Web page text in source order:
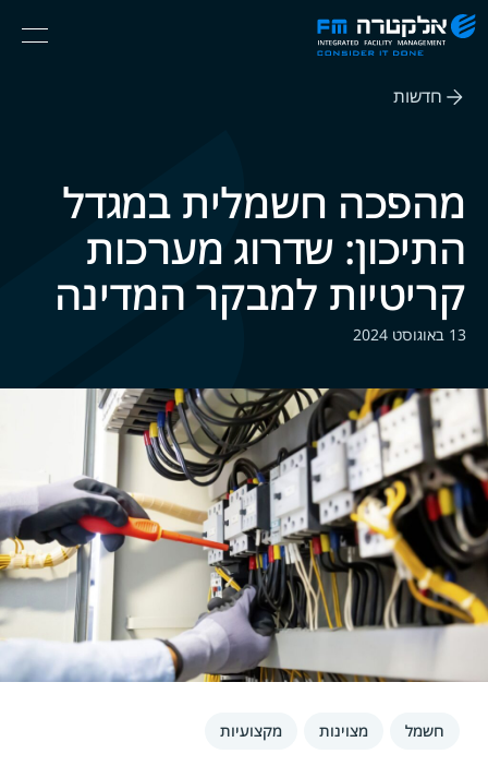
Skip
the
אלקטרה
Menu
חדשות
מהפכה חשמלית במגדל
התיכון: שדרוג מערכות
קריטיות למבקר המדינה
13 באוגוסט 2024
חשמל מצוינות מקצועיות